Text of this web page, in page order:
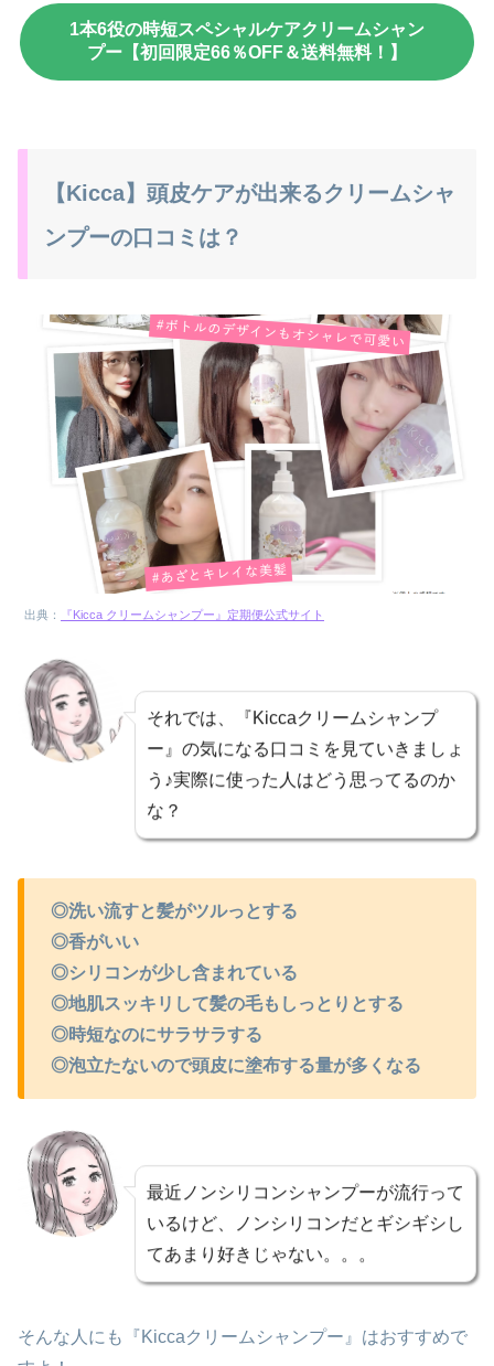
1本6役の時短スペシャルケアクリームシャン
プー【初回限定66％OFF＆送料無料！】
【Kicca】頭皮ケアが出来るクリームシャ
ンプーの口コミは？
出典： 『Kicca クリームシャンプー』定期便公式サイト
それでは、『Kiccaクリームシャンプ
ー』の気になる口コミを見ていきましょ
う♪実際に使った人はどう思ってるのか
な？
◎洗い流すと髪がツルっとする
◎香がいい
◎シリコンが少し含まれている
◎地肌スッキリして髪の毛も しっとりとする
◎時短なのにサラサラする
◎泡立たないので頭皮に塗布する量が多くなる
最近ノンシリコンシャンプーが流行って
いるけど、ノンシリコンだとギシギシし
てあまり好きじゃない。。。
そんな人にも『Kiccaクリームシャンプー』はおすすめで